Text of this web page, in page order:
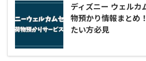
ディズニー ウェルカ
物預かり情報まとめ
たい方必見